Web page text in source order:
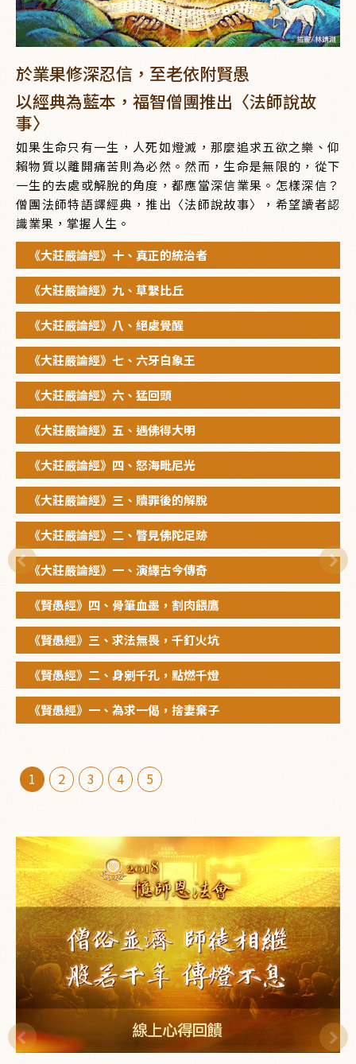
於業果修深忍信，至老依附賢愚
以經典為藍本，福智僧團推出〈法師說故
事〉
如果生命只有一生，人死如燈滅，那麼追求五欲之樂、仰
賴物質以離開痛苦則為必然。然而，生命是無限的，從下
一生的去處或解脫的角度，都應當深信業果。怎樣深信？
僧團法師特語譯經典，推出〈法師說故事〉，希望讀者認
識業果，掌握人生。
《大莊嚴論經》十、真正的統治者
《大莊嚴論經》九、草繫比丘
《大莊嚴論經》八、絕處覺醒
《大莊嚴論經》七、六牙白象王
《大莊嚴論經》六、猛回頭
《大莊嚴論經》五、遇佛得大明
《大莊嚴論經》四、怒海毗尼光
《大莊嚴論經》三、贖罪後的解脫
《大莊嚴論經》二、瞥見佛陀足跡
《大莊嚴論經》一、演繹古今傳奇
《賢愚經》四、骨筆血墨，割肉餵鷹
《賢愚經》三、求法無畏，千釘火坑
《賢愚經》二、身剜千孔，點燃千燈
《賢愚經》一、為求一偈，捨妻棄子
1 2 3 4 5